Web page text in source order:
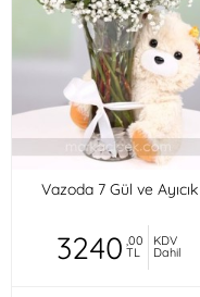
Vazoda 7 Gül ve Ayıcık
3240 ,00
TL
KDV
Dahil